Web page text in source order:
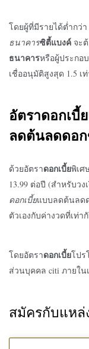
โดยผู้ที่มีรายได้ต่ำกว่
ธนาคารซิตี้แบงค์ จะ
ธนาคารหรือผู้ประกอ
เชื่ออนุมัติสูงสุด 1.5 เ
อัตราดอกเบี้
ลดต้นลดดอ
ด้วยอัตราดอกเบี้ยพิเศ
13.99 ต่อปี (สำหรับว
ดอกเบี้ยแบบลดต้นลด
ตัวเองกับค่างวดที่เท่า
โดยอัตราดอกเบี้ยโปร
ส่วนบุคคล citi ภายใ
สมัครกับแหล่